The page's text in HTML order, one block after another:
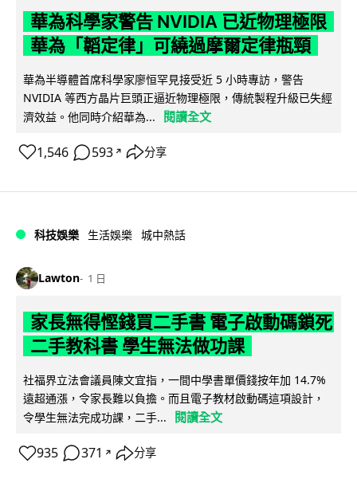
華為科學家警告 NVIDIA 已近物理極限
華為「韜定律」可繞過摩爾定律瓶頸
華為半導體首席科學家廖恒罕見接受近 5 小時專訪，警告
NVIDIA 等西方晶片巨頭正逼近物理極限，傳統製程升級已失經
濟效益。他同時介紹華為...
閱讀全文
1,546 593 ↗ 分享
科技娛樂 生活娛樂 城中熱話
Lawton 1 日
家長無得慳錢買二手書 電子啟動碼鎖死
二手教科書 學生無法做功課
社福界立法會議員陳文宜指，一間中學書單價錢按年加 14.7%
遠超通漲，令家長難以負擔。而且電子教材啟動碼這項設計，
令學生無法完成功課，二手...
閱讀全文
935 371 ↗ 分享